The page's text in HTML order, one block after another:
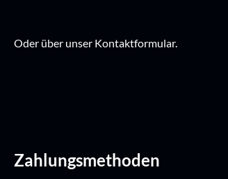
Oder über unser Kontaktformular.
Zahlungsmethoden